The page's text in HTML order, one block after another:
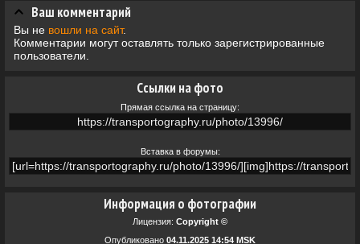
Информация о фотографии
Лицензия: Copyright ©
Опубликовано 04.11.2025 14:54 MSK
Ссылки на фото
Прямая ссылка на страницу:
Вставка в форумы:
Ваш комментарий
Вы не вошли на сайт.
Комментарии могут оставлять только зарегистрированные
пользователи.